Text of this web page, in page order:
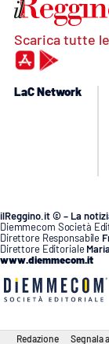
Scarica tutte
LaC Network
ilReggino.it © – La
Diemmecom Società
Direttore Responsabile
Direttore Editoriale
www.diemmecom.it
Redazione Segnala